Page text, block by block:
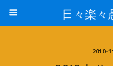
日々楽
2010-